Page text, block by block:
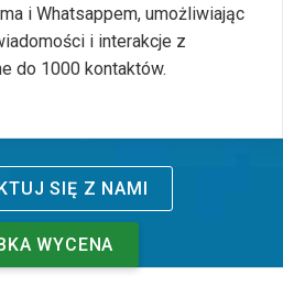
i Whatsappem, umożliwiając
i interakcje z
do 1000 kontaktów.
SIĘ Z NAMI
WYCENA